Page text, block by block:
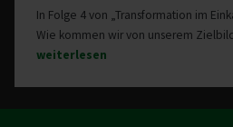
In Folge 4 von „Transformation im
Wie kommen wir von unserem
weiterlesen